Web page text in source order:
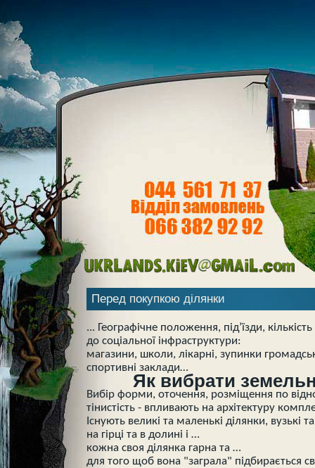
Перед покупкою ділянки
... Географічне положення, під’їзди, кількість
до соціальної інфраструктури:
магазини, школи, лікарні, зупинки
спортивні заклади…
Як вибрати
Вибір форми, оточення, розміщення по
тінистість - впливають на архітектуру
Існують великі та маленькі ділянки, вузькі
на гірці та в долині і …
кожна своя ділянка гарна та …
для того щоб вона "заграла" підбирається